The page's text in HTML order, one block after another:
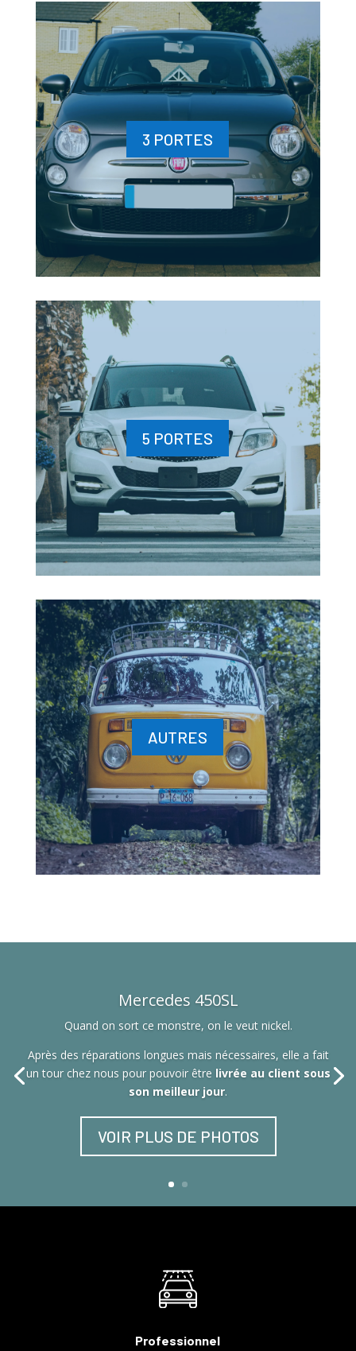
3 PORTES
5 PORTES
AUTRES
Mercedes 450SL
Quand on sort ce monstre, on le veut nickel.
Après des réparations longues mais nécessaires, elle a fait
un tour chez nous pour pouvoir être livrée au client sous
son meilleur jour.
VOIR PLUS DE PHOTOS
Professionnel